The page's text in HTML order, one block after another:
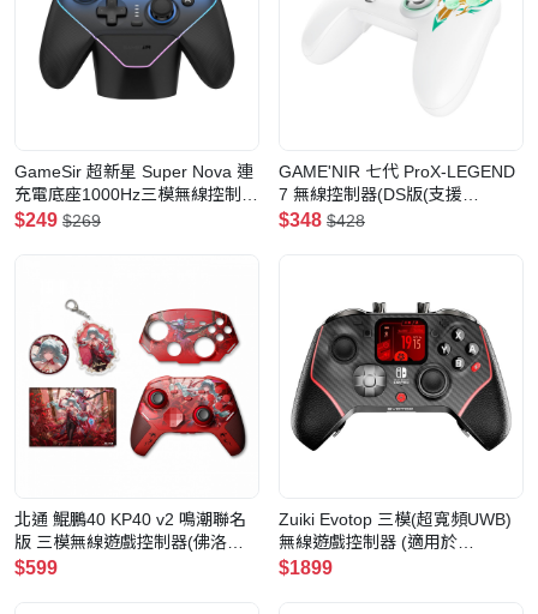
GameSir 超新星 Super Nova 連
充電底座1000Hz三模無線控制器
(星空藍)
$249 $269
GAME'NIR 七代 ProX-LEGEND
7 無線控制器(DS版(支援
amiibo)-聖劍白)
$348 $428
北通 鯤鵬40 KP40 v2 鳴潮聯名
版 三模無線遊戲控制器(佛洛洛
紅-禮盒版)
$599
Zuiki Evotop 三模(超寬頻UWB)
無線遊戲控制器 (適用於
Nintendo Switch 2)(黑色)
$1899